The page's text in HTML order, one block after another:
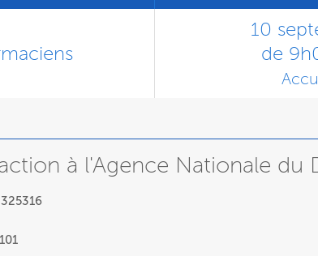
10
de
à l'Agence Nationale du